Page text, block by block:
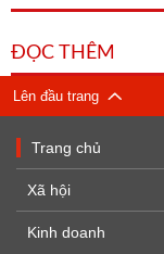
ĐỌC THÊM
Lên đầu trang
Trang chủ
Xã hội
Kinh doanh